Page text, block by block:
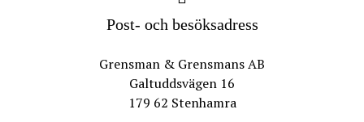
Post- och besöksadress
Grensman & Grensmans AB
Galtuddsvägen 16
179 62 Stenhamra